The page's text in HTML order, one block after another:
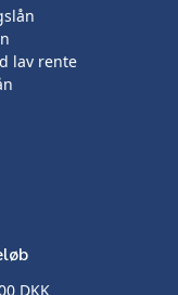
lav rente
DKK